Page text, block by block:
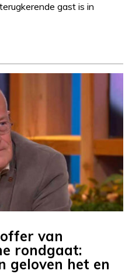
gast is in
van
rondgaat:
geloven het en